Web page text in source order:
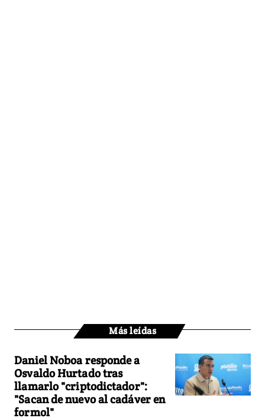
Más leídas
Daniel Noboa responde a
Osvaldo Hurtado tras
llamarlo "criptodictador":
"Sacan de nuevo al cadáver en
formol"